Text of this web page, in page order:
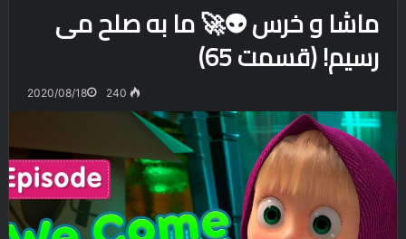
ماشا و خرس 👽🚀 ما به صلح می
رسیم! (قسمت 65)
2020/08/18